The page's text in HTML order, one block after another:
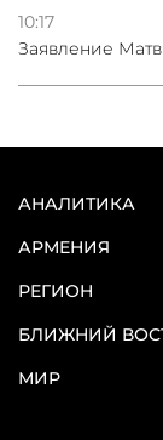
10:17
Заявление
АНАЛИТИКА
АРМЕНИЯ
РЕГИОН
БЛИЖНИЙ
МИР